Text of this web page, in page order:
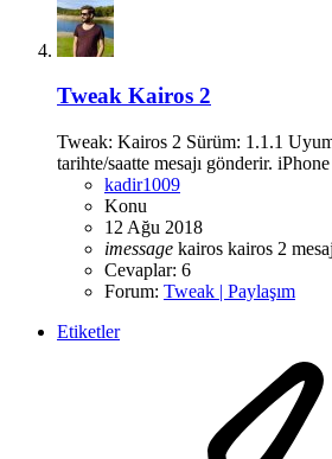
Tweak Kairos 2
Tweak: Kairos 2 Sürüm: 1.1.1
tarihte/saatte mesajı gönderir.
kadir1009
Konu
12 Ağu 2018
imessage kairos kairos 2 mesaj
Cevaplar: 6
Forum: Tweak | Paylaşım
Etiketler